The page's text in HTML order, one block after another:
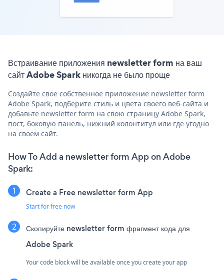
Встраивание приложения newsletter form на ваш
сайт Adobe Spark никогда не было проще
Создайте свое собственное приложение newsletter form
Adobe Spark, подберите стиль и цвета своего веб-сайта и
добавьте newsletter form на свою страницу Adobe Spark,
пост, боковую панель, нижний колонтитул или где угодно
на своем сайт.
How To Add a newsletter form App on Adobe
Spark:
Create a Free newsletter form App
Start for free now
Скопируйте newsletter form фрагмент кода для
Adobe Spark
Your code block will be available once you create your app